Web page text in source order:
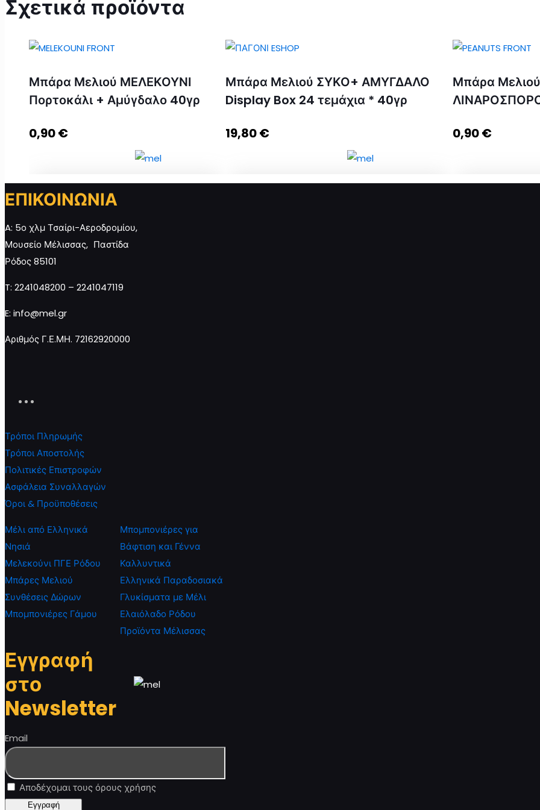
Σχετικά προϊόντα
Μπάρα Μελιού ΜΕΛΕΚΟΥΝΙ
Πορτοκάλι + Αμύγδαλο 40γρ
0,90€
Μπάρα Μελιού ΜΕΛΕΚΟΥΝΙ Πορτοκάλι
+ Αμύγδαλο 40γρ ποσότητα
Μπάρα Μελιού ΣΥΚΟ+ ΑΜΥΓΔΑΛΟ
Display Box 24 τεμάχια * 40γρ
19,80€
Μπάρα Μελιού
0,90€
ΕΠΙΚΟΙΝΩΝΙΑ
A: 5ο χλμ Τσαίρι-Αεροδρομίου,
Μουσείο Μέλισσας, Παστίδα
Ρόδος 85101
T: 2241048200 – 2241047119
E: info@mel.gr
Αριθμός Γ.Ε.ΜΗ. 72162920000
Τρόποι Πληρωμής
Τρόποι Αποστολής
Πολιτικές Επιστροφών
Ασφάλεια Συναλλαγών
Όροι & Προϋποθέσεις
Μέλι από Ελληνικά
Νησιά
Μελεκούνι ΠΓΕ Ρόδου
Μπάρες Μελιού
Συνθέσεις Δώρων
Μπομπονιέρες Γάμου
Μπομπονιέρες για
Βάφτιση και Γέννα
Καλλυντικά
Ελληνικά Παραδοσιακά
Γλυκίσματα με Μέλι
Ελαιόλαδο Ρόδου
Προϊόντα Μέλισσας
Εγγραφή
στο
Newsletter
Email
Αποδέχομαι τους όρους χρήσης